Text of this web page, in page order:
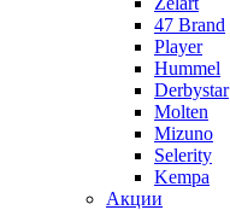
47 Brand
Player
Hummel
Derbystar
Molten
Mizuno
Selerity
Kempa
Акции